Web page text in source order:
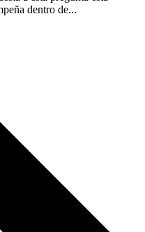
dentro de...